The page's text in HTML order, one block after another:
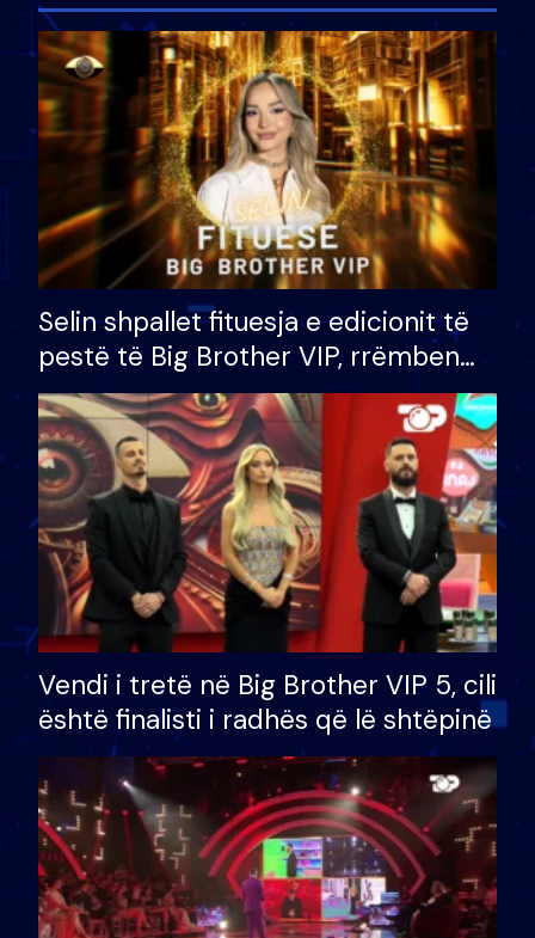
Selin shpallet fituesja e edicionit të
pestë të Big Brother VIP, rrëmben
çmimin e madh prej 100 mijë eurosh
Vendi i tretë në Big Brother VIP 5, cili
është finalisti i radhës që lë shtëpinë